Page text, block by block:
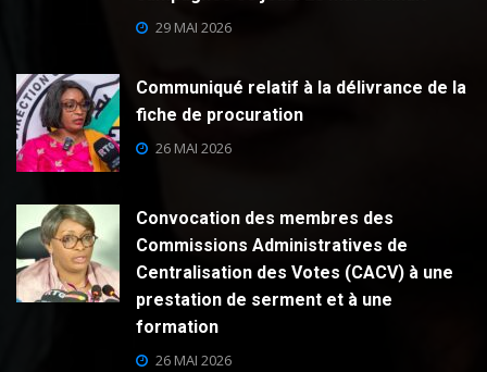
29 MAI 2026
Communiqué relatif à la délivrance de la
fiche de procuration
26 MAI 2026
Convocation des membres des
Commissions Administratives de
Centralisation des Votes (CACV) à une
prestation de serment et à une
formation
26 MAI 2026